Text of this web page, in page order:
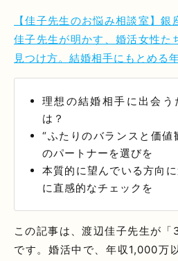
【佳子先生のお悩み相談室】
佳子先生が明かす、婚活女性た
見つけ方。結婚相手にもとめる
理想の結婚相手に出会う
は？
“ふたりのバランスと価値
のパートナーを選びを
本質的に望んでいる方向
に直感的なチェックを
この記事は、渡辺佳子先生が「
です。婚活中で、年収1,000万